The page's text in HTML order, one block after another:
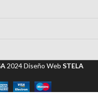
2024Diseño Web STELA